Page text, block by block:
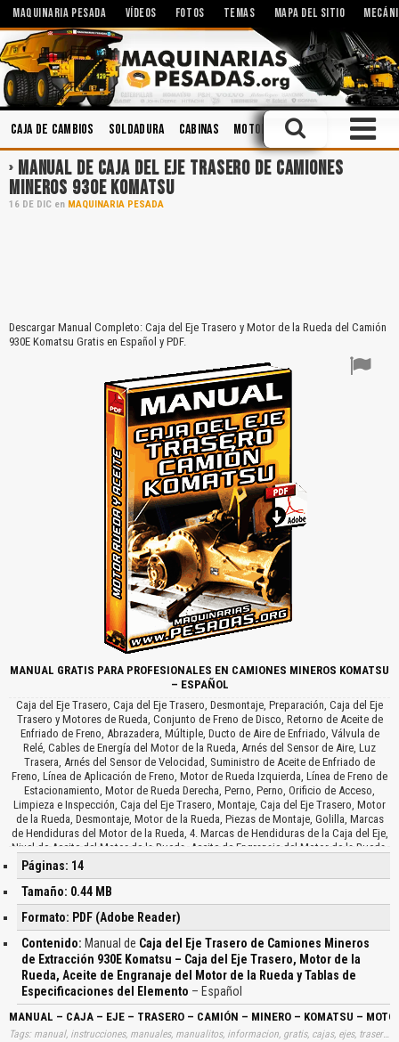
MAQUINARIA PESADA VÍDEOS FOTOS TEMAS MAPA DEL SITIO
Caja de Cambios Soldadura Cabinas Motores Seguridad
MANUAL DE CAJA DEL EJE TRASERO DE CAMIONES
MINEROS 930E KOMATSU
16 DE DIC en MAQUINARIA PESADA
Descargar Manual Completo: Caja del Eje Trasero y Motor de la Rueda del Camión
930E Komatsu Gratis en Español y PDF.
MANUAL GRATIS PARA PROFESIONALES EN CAMIONES MINEROS KOMATSU
– ESPAÑOL
Caja del Eje Trasero, Caja del Eje Trasero, Desmontaje, Preparación, Caja del Eje
Trasero y Motores de Rueda, Conjunto de Freno de Disco, Retorno de Aceite de
Enfriado de Freno, Abrazadera, Múltiple, Ducto de Aire de Enfriado, Válvula de
Relé, Cables de Energía del Motor de la Rueda, Arnés del Sensor de Aire, Luz
Trasera, Arnés del Sensor de Velocidad, Suministro de Aceite de Enfriado de
Freno, Línea de Aplicación de Freno, Motor de Rueda Izquierda, Línea de Freno de
Estacionamiento, Motor de Rueda Derecha, Perno, Perno, Orificio de Acceso,
Limpieza e Inspección, Caja del Eje Trasero, Montaje, Caja del Eje Trasero, Motor
de la Rueda, Desmontaje, Motor de la Rueda, Piezas de Montaje, Golilla, Marcas
de Hendiduras del Motor de la Rueda, 4. Marcas de Hendiduras de la Caja del Eje,
Nivel de Aceite del Motor de la Rueda, Aceite de Engranaje del Motor de la Rueda,
Requerimientos de Filtrado, Análisis del Tamaño de las Partículas, Análisis de la
Muestra de Aceite, Tablas de Especificación del Elemento, Acción, Indicaciones de
Muestras de Aceite, Causa Posible de Altas Ppm, Reno de Estacionamiento,
Inspección en los Orificios de Acceso, Instale el Ducto de Aire, Instale
Abrazaderas, Aplicación de Freno, Saque los Pernos, Abrazaderas, Orificios de
Acceso…
Páginas: 14
Tamaño: 0.44 MB
Formato: PDF (Adobe Reader)
Contenido: Manual de Caja del Eje Trasero de Camiones Mineros
de Extracción 930E Komatsu – Caja del Eje Trasero, Motor de la
Rueda, Aceite de Engranaje del Motor de la Rueda y Tablas de
Especificaciones del Elemento – Español
MANUAL – CAJA – EJE – TRASERO – CAMIÓN – MINERO – KOMATSU –
Tags: manual, instrucciones, manuales, manualitos, informacion, gratis, cajas, ejes, traseros, posteriores, 930e4, motores, ruedas, engranajes, información, aprender, descargas